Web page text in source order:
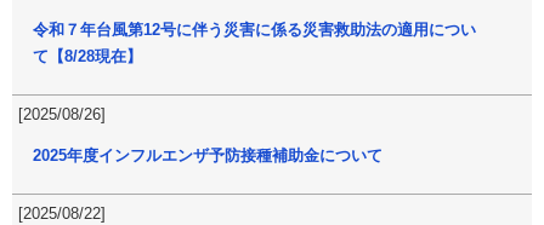
令和７年台風第12号に伴う災害に係る災害救助法の適用につい
て【8/28現在】
[2025/08/26]
2025年度インフルエンザ予防接種補助金について
[2025/08/22]